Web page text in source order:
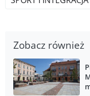
Zobacz również